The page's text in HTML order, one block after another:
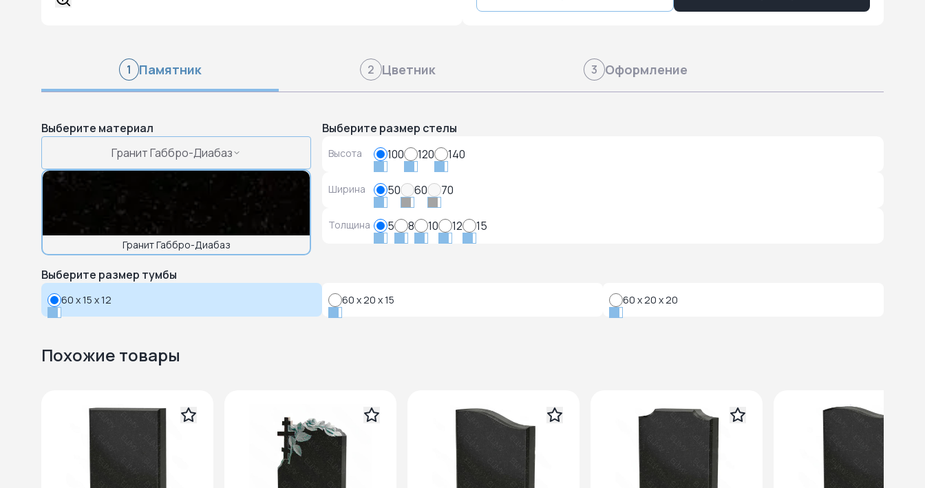
1 Памятник 2 Цветник 3 Оформление
Выберите материал
Гранит Габбро-Диабаз
Гранит Габбро-Диабаз
Выберите размер стелы
Высота 100 120 140
Ширина 50 60 70
Толщина 5 8 10 12 15
Выберите размер тумбы
60 x 15 x 12 60 x 20 x 15 60 x 20 x 20
Похожие товары